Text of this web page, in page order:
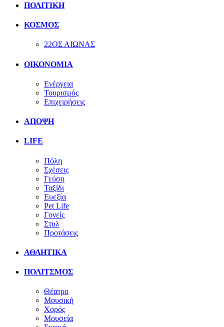
ΠΟΛΙΤΙΚΗ
ΚΟΣΜΟΣ
22ΟΣ ΑΙΩΝΑΣ
ΟΙΚΟΝΟΜΙΑ
Ενέργεια
Τουρισμός
Επιχειρήσεις
ΑΠΟΨΗ
LIFE
Πόλη
Σχέσεις
Γεύση
Ταξίδι
Ευεξία
Pet Life
Γονείς
Στυλ
Προτάσεις
ΑΘΛΗΤΙΚΑ
ΠΟΛΙΤΣΜΟΣ
Θέατρο
Μουσική
Χορός
Μουσεία